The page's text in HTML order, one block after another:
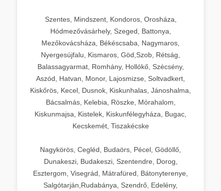
Szentes, Mindszent, Kondoros, Orosháza,
Hódmezővásárhely, Szeged, Battonya,
Mezőkovácsháza, Békéscsaba, Nagymaros,
Nyergesújfalu, Kismaros, Göd,Szob, Rétság,
Balassagyarmat, Romhány, Hollókő, Szécsény,
Aszód, Hatvan, Monor, Lajosmizse, Soltvadkert,
Kiskőrös, Kecel, Dusnok, Kiskunhalas, Jánoshalma,
Bácsalmás, Kelebia, Röszke, Mórahalom,
Kiskunmajsa, Kistelek, Kiskunfélegyháza, Bugac,
Kecskemét, Tiszakécske
Nagykörös, Cegléd, Budaörs, Pécel, Gödöllő,
Dunakeszi, Budakeszi, Szentendre, Dorog,
Esztergom, Visegrád, Mátrafüred, Bátonyterenye,
Salgótarján,Rudabánya, Szendrő, Edelény,